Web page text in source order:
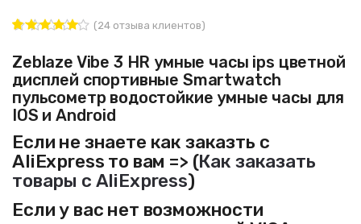
4.92 из 5
на основе
опроса
лей
(24 отзыва клиентов)
Zeblaze Vibe 3 HR умные часы ips цветной
дисплей спортивные Smartwatch
пульсометр водостойкие умные часы для
IOS и Android
Если не знаете как заказть с
AliExpress то вам => (Как заказать
товары с AliExpress)
Если у вас нет возможности